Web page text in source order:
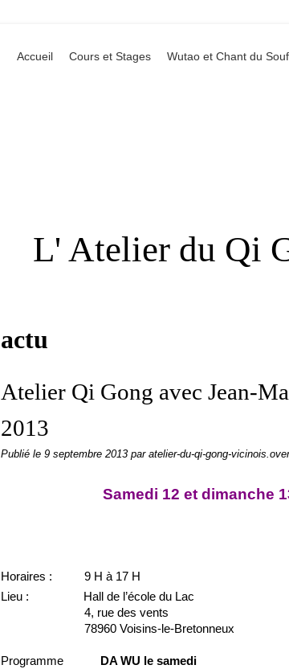
L' Atelier du Qi
Accueil Cours et Stages Wutao et Chant du
actu
Atelier Qi Gong avec Jean-
2013
Publié le 9 septembre 2013 par atelier-du-qi-gong-
Samedi 12 et dimanche
Horaires :
9 H à 17 H
Lieu :
Hall de l’école du Lac
4, rue des vents
78960 Voisins-le-Bretonneux
Programme
DA WU le samedi